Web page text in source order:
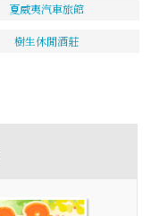
夏威夷汽車旅館
樹生休閒酒莊